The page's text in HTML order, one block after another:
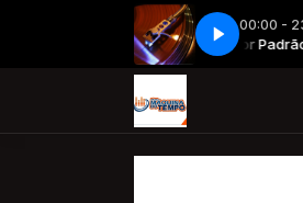
00:00 -
Musical com Locutor Padrão
Now Playing info goes here Now